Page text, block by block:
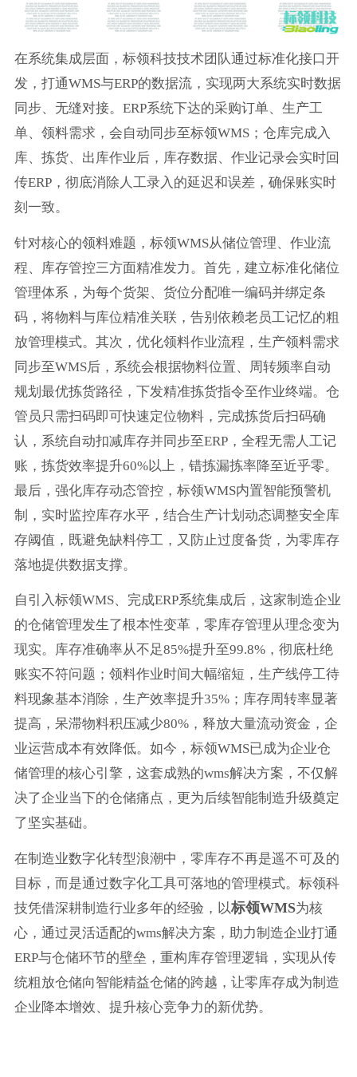
在系统集成层面，标领科技技术团队通过标准化接口开
发，打通WMS与ERP的数据流，实现两大系统实时数据
同步、无缝对接。ERP系统下达的采购订单、生产工
单、领料需求，会自动同步至标领WMS；仓库完成入
库、拣货、出库作业后，库存数据、作业记录会实时回
传ERP，彻底消除人工录入的延迟和误差，确保账实时
刻一致。
针对核心的领料难题，标领WMS从储位管理、作业流
程、库存管控三方面精准发力。首先，建立标准化储位
管理体系，为每个货架、货位分配唯一编码并绑定条
码，将物料与库位精准关联，告别依赖老员工记忆的粗
放管理模式。其次，优化领料作业流程，生产领料需求
同步至WMS后，系统会根据物料位置、周转频率自动
规划最优拣货路径，下发精准拣货指令至作业终端。仓
管员只需扫码即可快速定位物料，完成拣货后扫码确
认，系统自动扣减库存并同步至ERP，全程无需人工记
账，拣货效率提升60%以上，错拣漏拣率降至近乎零。
最后，强化库存动态管控，标领WMS内置智能预警机
制，实时监控库存水平，结合生产计划动态调整安全库
存阈值，既避免缺料停工，又防止过度备货，为零库存
落地提供数据支撑。
自引入标领WMS、完成ERP系统集成后，这家制造企业
的仓储管理发生了根本性变革，零库存管理从理念变为
现实。库存准确率从不足85%提升至99.8%，彻底杜绝
账实不符问题；领料作业时间大幅缩短，生产线停工待
料现象基本消除，生产效率提升35%；库存周转率显著
提高，呆滞物料积压减少80%，释放大量流动资金，企
业运营成本有效降低。如今，标领WMS已成为企业仓
储管理的核心引擎，这套成熟的wms解决方案，不仅解
决了企业当下的仓储痛点，更为后续智能制造升级奠定
了坚实基础。
在制造业数字化转型浪潮中，零库存不再是遥不可及的
目标，而是通过数字化工具可落地的管理模式。标领科
技凭借深耕制造行业多年的经验，以标领WMS为核
心，通过灵活适配的wms解决方案，助力制造企业打通
ERP与仓储环节的壁垒，重构库存管理逻辑，实现从传
统粗放仓储向智能精益仓储的跨越，让零库存成为制造
企业降本增效、提升核心竞争力的新优势。